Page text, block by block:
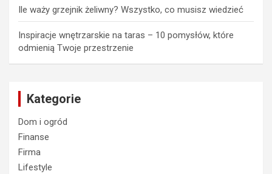
Ile waży grzejnik żeliwny? Wszystko, co musisz wiedzieć
Inspiracje wnętrzarskie na taras – 10 pomysłów, które
odmienią Twoje przestrzenie
Kategorie
Dom i ogród
Finanse
Firma
Lifestyle